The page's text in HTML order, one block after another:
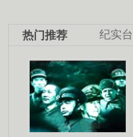
纪实台
热门推荐